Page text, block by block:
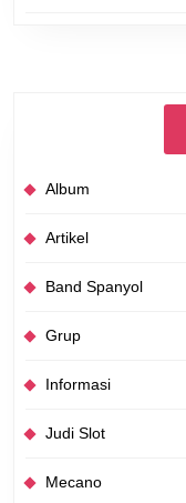
Album
Artikel
Band Spanyol
Grup
Informasi
Judi Slot
Mecano